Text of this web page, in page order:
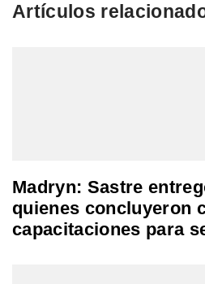
Artículos
Madryn: Sastre
quienes concluyeron
capacitaciones para